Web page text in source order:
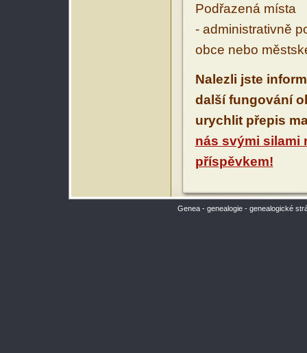
Podřazená místa
- administrativně
obce nebo
Nalezli jste
další fungování
urychlit přepis
nás svými silami
příspěvkem!
Genea - genealogie - genealogické